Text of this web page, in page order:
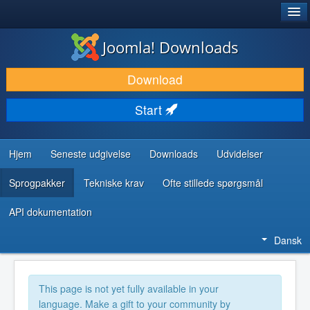
DOWNLOAD & UDVID
OPDAG & LÆR
FÆLLESSKABET & SUPPORT
UDVIKLERRESSOURCER
Joomla! Downloads
Download
Start
Hjem Seneste udgivelse Downloads Udvidelser
Sprogpakker Tekniske krav Ofte stillede spørgsmål
API dokumentation
Dansk
This page is not yet fully available in your
language. Make a gift to your community by